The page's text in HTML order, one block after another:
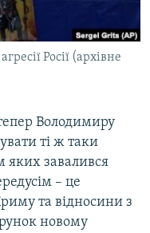
Росії (архівне
Володимиру
ті ж таки
яких завалився
– це
та відносини з
новому